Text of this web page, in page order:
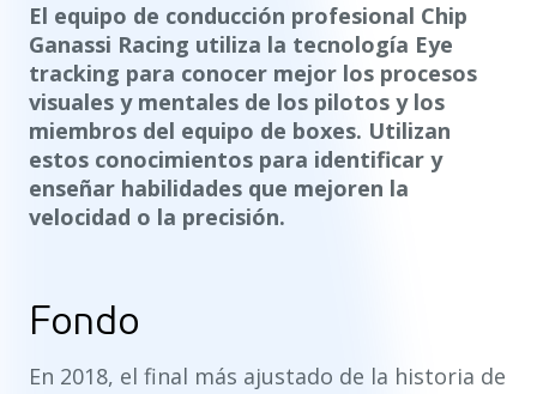
El equipo de conducción profesional Chip
Ganassi Racing utiliza la tecnología Eye
tracking para conocer mejor los procesos
visuales y mentales de los pilotos y los
miembros del equipo de boxes. Utilizan
estos conocimientos para identificar y
enseñar habilidades que mejoren la
velocidad o la precisión.
Fondo
En 2018, el final más ajustado de la historia de